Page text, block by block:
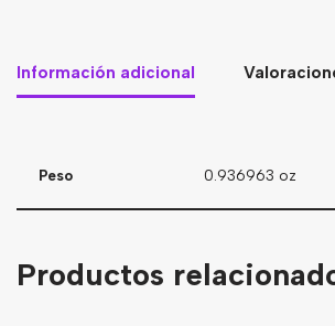
Información adicional
Peso 0.936963 oz
Productos